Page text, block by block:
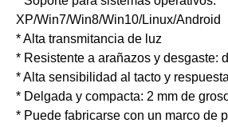
XP/Win7/Win8/Win10/Linux/Android
* Alta transmitancia de luz
* Resistente a arañazos y desgaste:
* Alta sensibilidad al tacto y
* Delgada y compacta: 2 mm de
* Puede fabricarse con un marco de